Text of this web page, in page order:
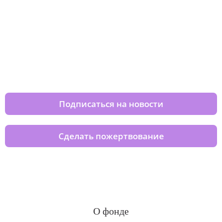
Подписаться на новости
Сделать пожертвование
О фонде